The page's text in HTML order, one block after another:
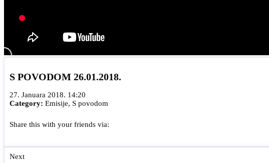
S POVODOM 26.01.2018.
27. Januara 2018. 14:20
Category: Emisije, S povodom
Share this with your friends via:
Next